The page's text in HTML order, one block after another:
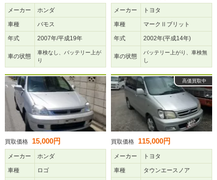
メーカー ホンダ
車種 バモス
年式 2007年/平成19年
車の状態
車検なし、バッテリー上が
り
メーカー トヨタ
車種 マークⅡブリット
年式 2002年(平成14年)
車の状態
バッテリー上がり、車検無
し
買取価格 15,000円
メーカー ホンダ
車種 ロゴ
高価買取中
買取価格 115,000円
メーカー トヨタ
車種 タウンエースノア